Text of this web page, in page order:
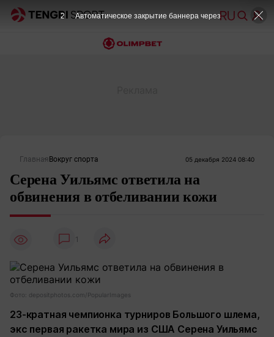
Главная Вокруг спорта 05 декабря 2024 08:40
Серена Уильямс ответила на
обвинения в отбеливании кожи
1
Фото: depositphotos.com/PopularImages
23-кратная чемпионка турниров Большого шлема,
экс первая ракетка мира из США Серена Уильямс
2 Автоматическое закрытие баннера через